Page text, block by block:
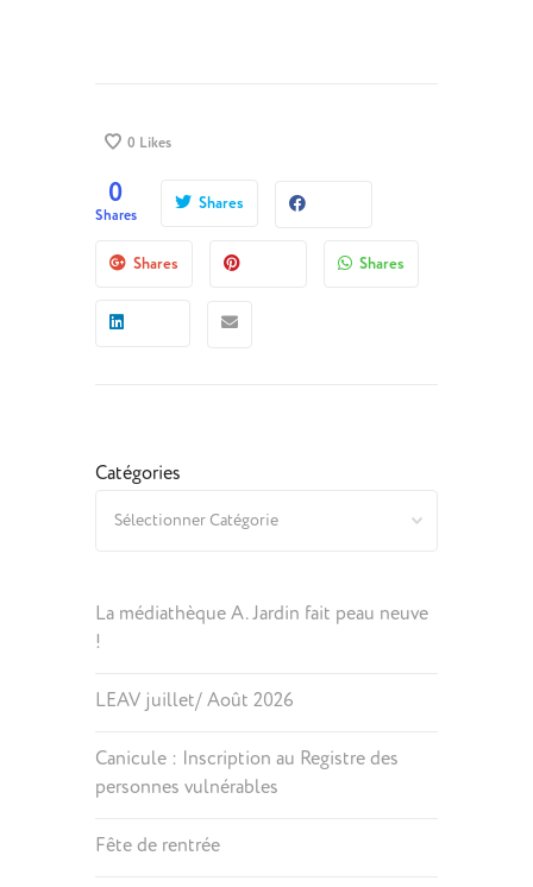
0 Likes
0
Shares
Shares
Shares Shares
Catégories
La médiathèque A. Jardin fait peau neuve
!
LEAV juillet/ Août 2026
Canicule : Inscription au Registre des
personnes vulnérables
Fête de rentrée